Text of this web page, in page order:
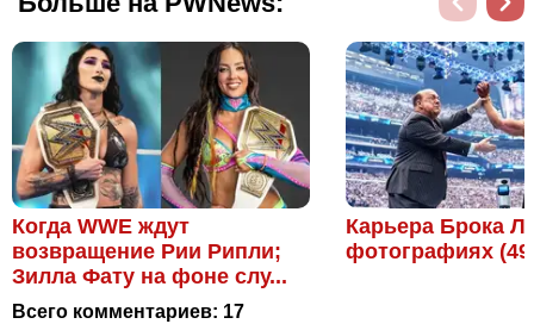
Когда WWE ждут
возвращение Рии Рипли;
Зилла Фату на фоне слу...
Карьера Брока
фотографиях
Всего комментариев: 17